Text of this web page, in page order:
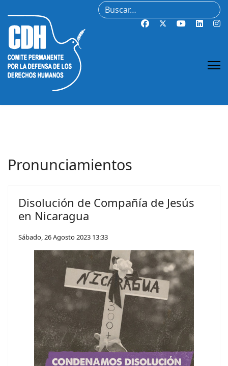
Buscar
Pronunciamientos
Disolución de Compañía de Jesús
en Nicaragua
Sábado, 26 Agosto 2023 13:33